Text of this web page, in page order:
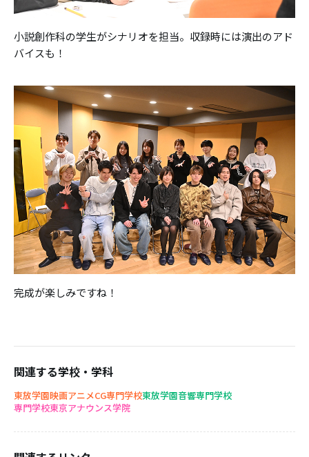
小説創作科の学生がシナリオを担当。収録時には演出のアド
バイスも！
完成が楽しみですね！
関連する学校・学科
東放学園映画アニメCG専門学校東放学園音響専門学校
専門学校東京アナウンス学院